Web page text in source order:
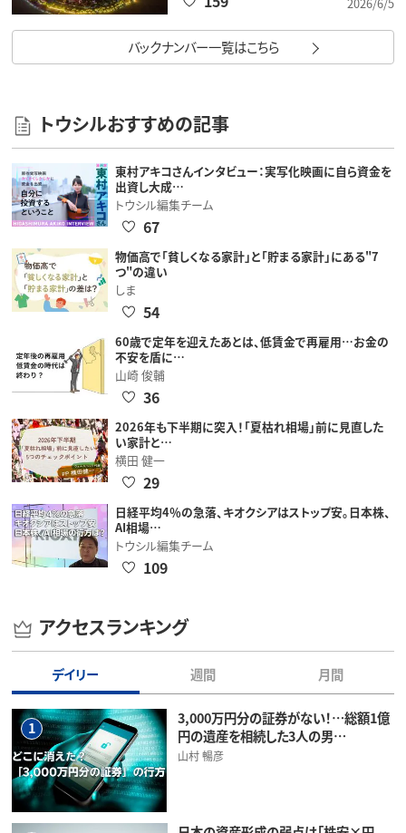
バックナンバー一覧はこちら
トウシルおすすめの記事
東村アキコさんインタビュー：実写化映画に自ら資金を
出資し大成…
トウシル編集チーム
67
物価高で「貧しくなる家計」と「貯まる家計」にある"7
つ"の違い
しま
54
60歳で定年を迎えたあとは、低賃金で再雇用…お金の
不安を盾に…
山崎 俊輔
36
2026年も下半期に突入！「夏枯れ相場」前に見直した
い家計と…
横田 健一
29
日経平均4％の急落、キオクシアはストップ安。日本株、
AI相場…
トウシル編集チーム
109
アクセスランキング
デイリー 週間 月間
1
3,000万円分の証券がない！…総額1億
円の遺産を相続した3人の男…
山村 暢彦